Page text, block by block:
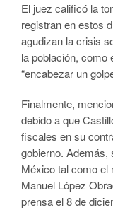
El juez calificó la
registran en estos
agudizan la crisis
la población, como
“encabezar un
Finalmente,
debido a que
fiscales en su
gobierno. Además,
México tal como el
Manuel López
prensa el 8 de